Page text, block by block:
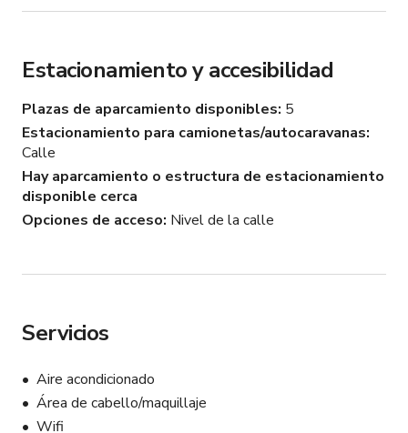
Estacionamiento y accesibilidad
Plazas de aparcamiento disponibles 5
Estacionamiento para camionetas/autocaravanas
Calle
Hay aparcamiento o estructura de estacionamiento
disponible cerca
Opciones de acceso Nivel de la calle
Servicios
Aire acondicionado
Área de cabello/maquillaje
Wifi